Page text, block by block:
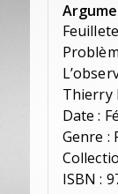
Thierry
Date :
Genre :
ISBN :